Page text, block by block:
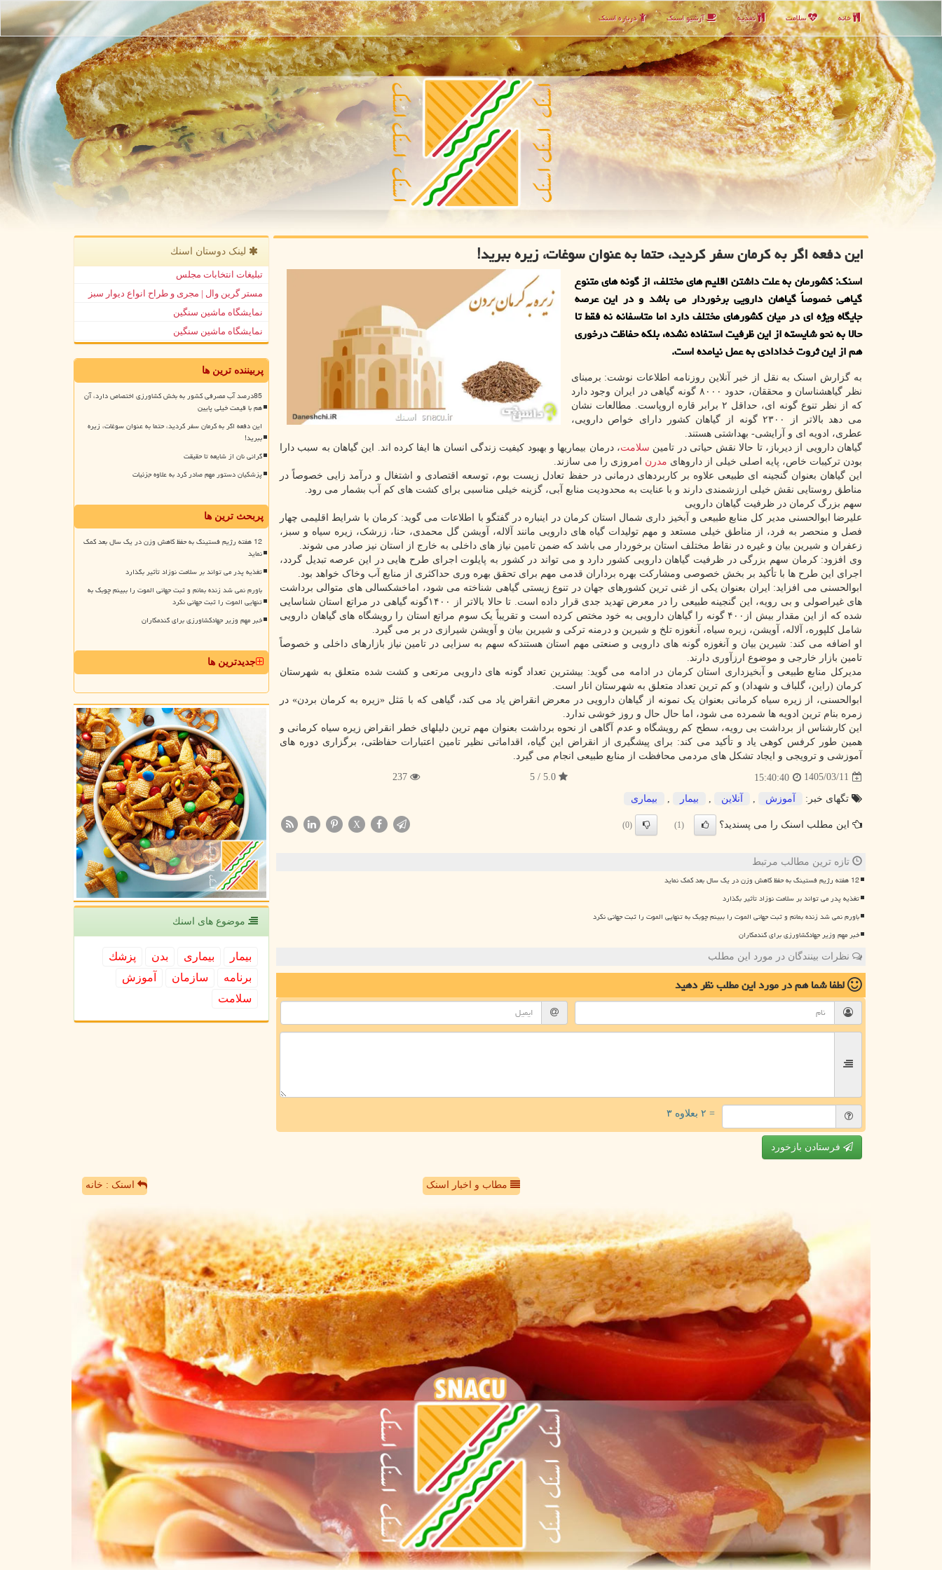
خانه سلامت تغذیه آرشیو اسنك درباره اسنك
این دفعه اگر به کرمان سفر کردید، حتما به عنوان سوغات، زیره ببرید!
اسنک: کشورمان به علت داشتن اقلیم های مختلف، از گونه های متنوع
گیاهی خصوصاً گیاهان دارویی برخوردار می باشد و در این عرصه
جایگاه ویژه ای در میان کشورهای مختلف دارد اما متاسفانه نه فقط تا
حالا به نحو شایسته از این ظرفیت استفاده نشده، بلکه حفاظت درخوری
هم از این ثروت خدادادی به عمل نیامده است.
به گزارش اسنک به نقل از خبر آنلاین روزنامه اطلاعات نوشت: برمبنای
نظر گیاهشناسان و محققان، حدود ۸۰۰۰ گونه گیاهی در ایران وجود دارد
که از نظر تنوع گونه ای، حداقل ۲ برابر قاره اروپاست. مطالعات نشان
می دهد بالاتر از ۲۳۰۰ گونه از گیاهان کشور دارای خواص دارویی،
عطری، ادویه ای و آرایشی- بهداشتی هستند.
گیاهان دارویی از دیرباز، تا حالا نقش حیاتی در تامین سلامت، درمان بیماریها و بهبود کیفیت زندگی انسان ها ایفا کرده اند. این گیاهان به سبب دارا
بودن ترکیبات خاص، پایه اصلی خیلی از داروهای مدرن امروزی را می سازند.
این گیاهان بعنوان گنجینه ای طبیعی علاوه بر کاربردهای درمانی در حفظ تعادل زیست بوم، توسعه اقتصادی و اشتغال و درآمد زایی خصوصاً در
مناطق روستایی نقش خیلی ارزشمندی دارند و با عنایت به محدودیت منابع آبی، گزینه خیلی مناسبی برای کشت های کم آب بشمار می رود.
سهم بزرگ کرمان در ظرفیت گیاهان دارویی
علیرضا ابوالحسنی مدیر کل منابع طبیعی و آبخیز داری شمال استان کرمان در اینباره در گفتگو با اطلاعات می گوید: کرمان با شرایط اقلیمی چهار
فصل و منحصر به فرد، از مناطق خیلی مستعد و مهم تولیدات گیاه های دارویی مانند آلاله، آویشن گل محمدی، حنا، زرشک، زیره سیاه و سبز،
زعفران و شیرین بیان و غیره در نقاط مختلف استان برخوردار می باشد که ضمن تامین نیاز های داخلی به خارج از استان نیز صادر می شوند.
وی افزود: کرمان سهم بزرگی در ظرفیت گیاهان دارویی کشور دارد و می تواند در کشور به پایلوت اجرای طرح هایی در این عرصه تبدیل گردد،
اجرای این طرح ها با تأکید بر بخش خصوصی ومشارکت بهره برداران قدمی مهم برای تحقق بهره وری حداکثری از منابع آب وخاک خواهد بود.
ابوالحسنی می افزاید: ایران بعنوان یکی از غنی ترین کشورهای جهان در تنوع زیستی گیاهی شناخته می شود، اماخشکسالی های متوالی برداشت
های غیراصولی و بی رویه، این گنجینه طبیعی را در معرض تهدید جدی قرار داده است. تا حالا بالاتر از ۱۴۰۰گونه گیاهی در مراتع استان شناسایی
شده که از این مقدار بیش از۴۰۰ گونه را گیاهان دارویی به خود مختص کرده است و تقریباً یک سوم مراتع استان را رویشگاه های گیاهان دارویی
شامل کلپوره، آلاله، آویشن، زیره سیاه، آنغوزه تلخ و شیرین و درمنه ترکی و شیرین بیان و آویشن شیرازی در بر می گیرد.
او اضافه می کند: شیرین بیان و آنغوزه گونه های دارویی و صنعتی مهم استان هستندکه سهم به سزایی در تامین نیاز بازارهای داخلی و خصوصاً
تامین بازار خارجی و موضوع ارزآوری دارند.
مدیرکل منابع طبیعی و آبخیزداری استان کرمان در ادامه می گوید: بیشترین تعداد گونه های دارویی مرتعی و کشت شده متعلق به شهرستان
کرمان (راین، گلباف و شهداد) و کم ترین تعداد متعلق به شهرستان انار است.
ابوالحسنی، از زیره سیاه کرمانی بعنوان یک نمونه از گیاهان دارویی در معرض انقراض یاد می کند، گیاهی که با مَثل «زیره به کرمان بردن» در
زمره بنام ترین ادویه ها شمرده می شود، اما حال حال و روز خوشی ندارد.
این کارشناس از برداشت بی رویه، سطح کم رویشگاه و عدم آگاهی از نحوه برداشت بعنوان مهم ترین دلیلهای خطر انقراض زیره سیاه کرمانی و
همین طور کرفس کوهی یاد و تأکید می کند: برای پیشگیری از انقراض این گیاه، اقداماتی نظیر تامین اعتبارات حفاظتی، برگزاری دوره های
آموزشی و ترویجی و ایجاد تشکل های مردمی محافظت از منابع طبیعی انجام می گیرد.
1405/03/11
15:40:40
5.0 / 5
237
تگهای خبر: آموزش آنلاین بیمار بیماری
این مطلب اسنک را می پسندید؟ (1)
(0)
X
تازه ترین مطالب مرتبط
12 هفته رژیم فستینگ به حفظ کاهش وزن در یک سال بعد کمک نماید
تغذیه پدر می تواند بر سلامت نوزاد تأثیر بگذارد
باورم نمی شد زنده بمانم و ثبت جهانی الموت را ببینم چوبک به تنهایی الموت را ثبت جهانی نکرد
خبر مهم وزیر جهادکشاورزی برای گندمکاران
نظرات بینندگان در مورد این مطلب
لطفا شما همدر مورد این مطلبنظر دهید
= ۲ بعلاوه ۳
فرستادن بازخورد
لینک دوستان اسنك
تبلیغات انتخابات مجلس
مستر گرین وال | مجری و طراح انواع دیوار سبز
نمایشگاه ماشین سنگین
نمایشگاه ماشین سنگین
پربیننده ترین ها
85درصد آب مصرفی کشور به بخش کشاورزی اختصاص دارد، آن
هم با قیمت خیلی پایین
این دفعه اگر به کرمان سفر کردید، حتما به عنوان سوغات، زیره
ببرید!
گرانی نان از شایعه تا حقیقت
پزشکیان دستور مهم صادر کرد به علاوه جزئیات
پربحث ترین ها
12 هفته رژیم فستینگ به حفظ کاهش وزن در یک سال بعد کمک
نماید
تغذیه پدر می تواند بر سلامت نوزاد تأثیر بگذارد
باورم نمی شد زنده بمانم و ثبت جهانی الموت را ببینم چوبک به
تنهایی الموت را ثبت جهانی نکرد
خبر مهم وزیر جهادکشاورزی برای گندمکاران
جدیدترین ها
موضوع های اسنك
بیمار بیماری بدن
پزشك
برنامه
سازمان
آموزش
سلامت
مطاب و اخبار اسنک اسنک : خانه